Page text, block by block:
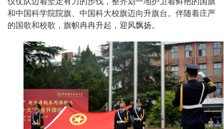
和中国科学院院旗、中国科大校旗迈向升旗台。伴随着庄严
的国歌和校歌，旗帜冉冉升起，迎风飘扬。